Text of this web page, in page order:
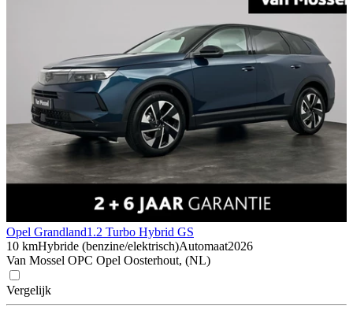
Opel Grandland1.2 Turbo Hybrid GS
10 kmHybride (benzine/elektrisch)Automaat2026
Van Mossel OPC Opel Oosterhout, (NL)
Vergelijk